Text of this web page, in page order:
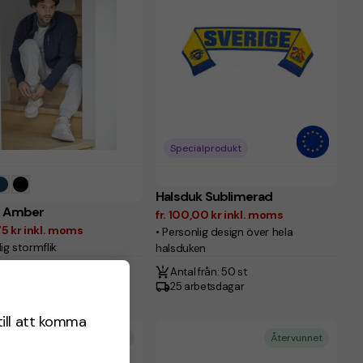
att komma
Amber
kr inkl. moms
stormflik
Specialprodukt
Halsduk Sublimerad
fr. 100,00 kr inkl. moms
• Personlig design över hela
halsduken
Antal från: 50 st
25 arbetsdagar
Återvunnet